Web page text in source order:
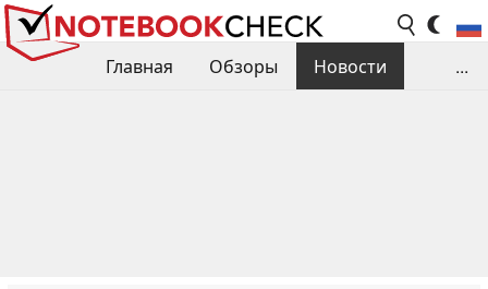
Главная Обзоры
Новости
...